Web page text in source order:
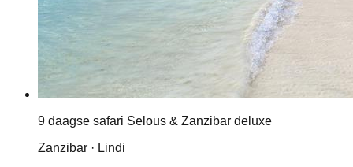
9 daagse safari Selous & Zanzibar deluxe
Zanzibar · Lindi